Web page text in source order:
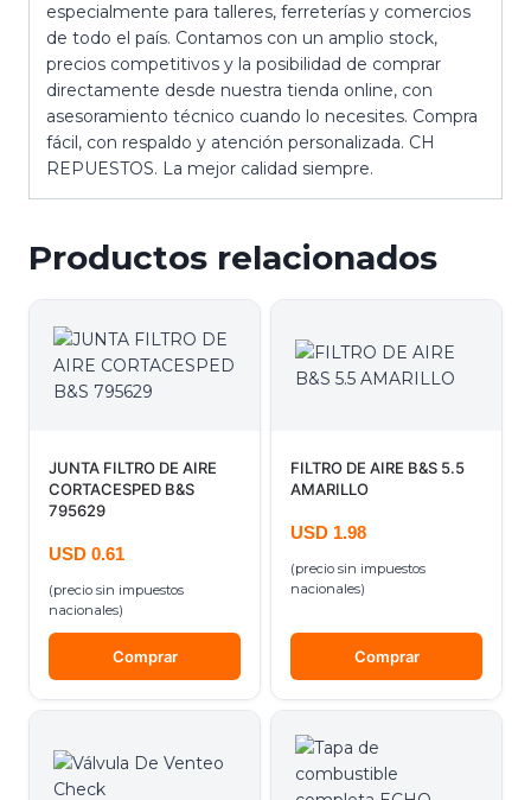
especialmente para talleres, ferreterías y comercios
de todo el país. Contamos con un amplio stock,
precios competitivos y la posibilidad de comprar
directamente desde nuestra tienda online, con
asesoramiento técnico cuando lo necesites. Compra
fácil, con respaldo y atención personalizada. CH
REPUESTOS. La mejor calidad siempre.
Productos relacionados
JUNTA FILTRO DE AIRE
CORTACESPED B&S
795629
USD 0.61
(precio sin impuestos
nacionales)
Comprar
FILTRO DE AIRE B&S 5.5
AMARILLO
USD 1.98
(precio sin impuestos
nacionales)
Comprar